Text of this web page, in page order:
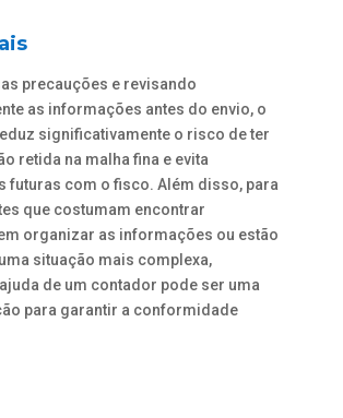
precauções e revisando
as informações antes do envio, o
significativamente o risco de ter
retida na malha fina e evita
futuras com o fisco. Além disso, para
que costumam encontrar
organizar as informações ou estão
situação mais complexa,
de um contador pode ser uma
para garantir a conformidade